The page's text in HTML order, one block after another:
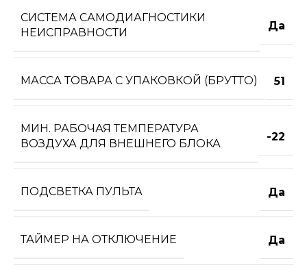
СИСТЕМА САМОДИАГНОСТИКИ
НЕИСПРАВНОСТИ
Да
МАССА ТОВАРА С УПАКОВКОЙ (БРУТТО) 51
МИН. РАБОЧАЯ ТЕМПЕРАТУРА
ВОЗДУХА ДЛЯ ВНЕШНЕГО БЛОКА
-22
ПОДСВЕТКА ПУЛЬТА Да
ТАЙМЕР НА ОТКЛЮЧЕНИЕ Да